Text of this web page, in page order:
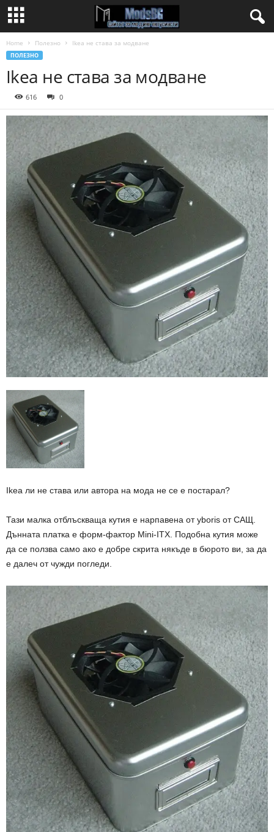
Home Полезно Ikea не става за модване
ПОЛЕЗНО
Ikea не става за модване
616 0
Ikea ли не става или автора на мода не се е постарал?
Тази малка отблъскваща кутия е нарпавена от yboris от САЩ.
Дънната платка е форм-фактор Mini-ITX. Подобна кутия може
да се ползва само ако е добре скрита някъде в бюрото ви, за да
е далеч от чужди погледи.